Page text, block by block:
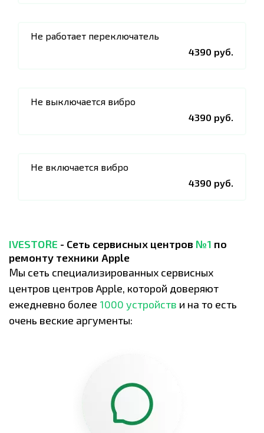
Не работает переключатель
4390 руб.
Не выключается вибро
4390 руб.
Не включается вибро
4390 руб.
IVESTORE - Сеть сервисных центров №1 по
ремонту техники Apple
Мы сеть специализированных сервисных
центров центров Apple, которой доверяют
ежедневно более 1000 устройств и на то есть
очень веские аргументы: